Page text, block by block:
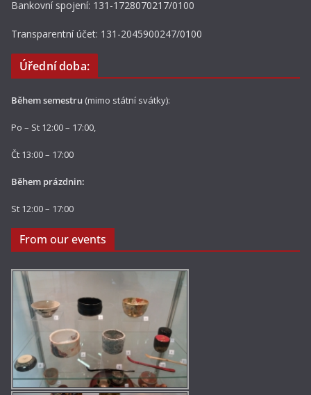
Bankovní spojení: 131-1728070217/0100
Transparentní účet: 131-2045900247/0100
Úřední doba:
Během semestru (mimo státní svátky):
Po – St 12:00 – 17:00,
Čt 13:00 – 17:00
Během prázdnin:
St 12:00 – 17:00
From our events